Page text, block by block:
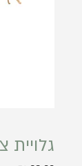
גלויית